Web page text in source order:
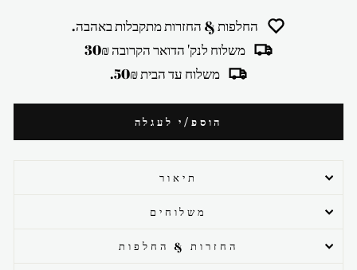
החלפות & החזרות מתקבלות באהבה.
משלוח לנק' הדואר הקרובה 30₪
משלוח עד הבית 50₪.
הוספ/י לעגלה
תיאור
משלוחים
החזרות & החלפות